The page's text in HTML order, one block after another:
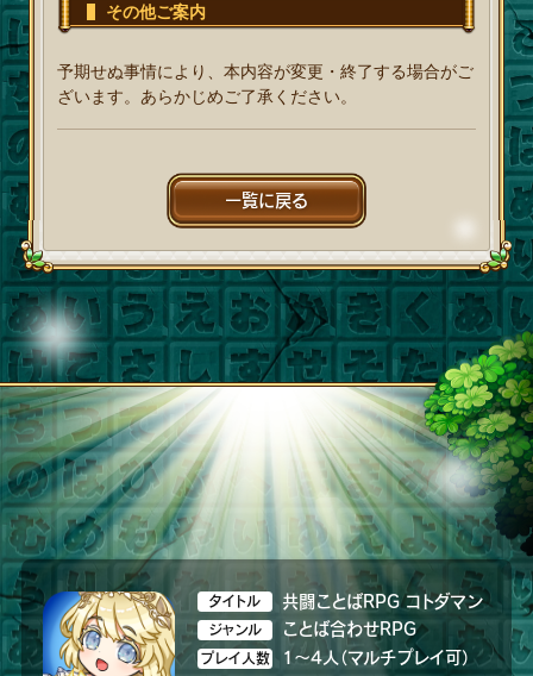
その他ご案内
予期せぬ事情により、本内容が変更・終了する場合がご
ざいます。あらかじめご了承ください。
一覧に戻る
タイトル 共闘ことばRPG コトダマン
ジャンル ことば合わせRPG
プレイ人数 1～4人（マルチプレイ可）